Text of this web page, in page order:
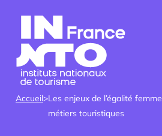
Skip to content
Accueil>Les enjeux de l’égalité
métiers touristiques